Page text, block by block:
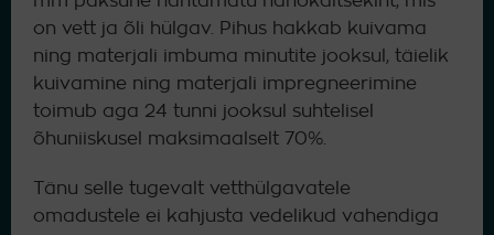
on vett ja õli hülgav. Pihus hakkab kuivama
ning materjali imbuma minutite jooksul, täielik
kuivamine ning materjali impregneerimine
toimub aga 24 tunni jooksul suhtelisel
õhuniiskusel maksimaalselt 70%.
Tänu selle tugevalt vetthülgavatele
omadustele ei kahjusta vedelikud vahendiga